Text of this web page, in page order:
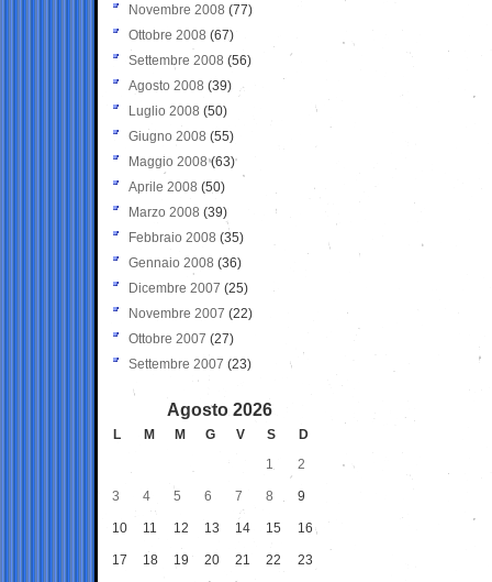
Novembre 2008 (77)
Ottobre 2008 (67)
Settembre 2008 (56)
Agosto 2008 (39)
Luglio 2008 (50)
Giugno 2008 (55)
Maggio 2008(63)
Aprile 2008 (50)
Marzo 2008 (39)
Febbraio 2008 (35)
Gennaio 2008 (36)
Dicembre 2007 (25)
Novembre 2007 (22)
Ottobre 2007 (27)
Settembre 2007 (23)
Agosto 2026
L M M G V S
D
1
2
3 4 5 6 7 8 9
10 11 12 13 14 15 16
17 18 19 20 21 22 23